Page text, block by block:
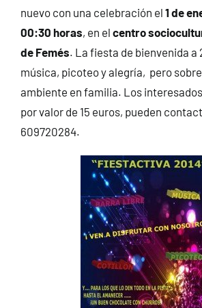
nuevo con una celebración el 1 de
00:30 horas, en el centro
de Femés. La fiesta de bienvenida a
música, picoteo y alegría, pero
ambiente en familia. Los
por valor de 15 euros, pueden
609720284.